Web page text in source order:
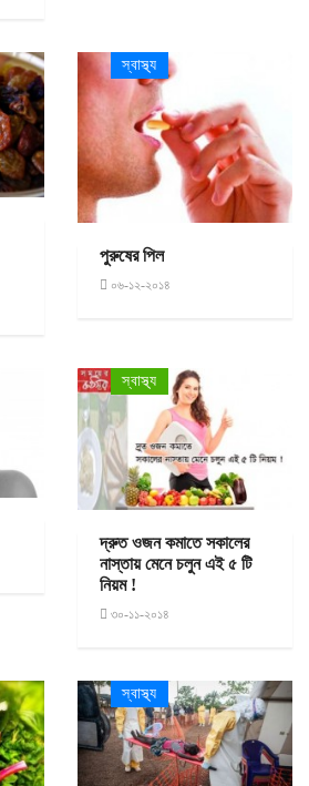
স্বাস্থ্য
পুরুষের পিল
০৬-১২-২০১৪
স্বাস্থ্য
দ্রুত ওজন কমাতে সকালের
নাস্তায় মেনে চলুন এই ৫ টি
নিয়ম !
৩০-১১-২০১৪
স্বাস্থ্য